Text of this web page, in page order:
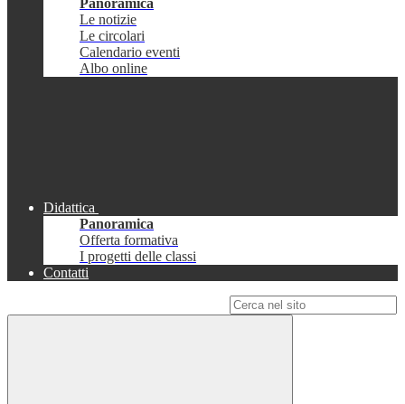
Panoramica
Le notizie
Le circolari
Calendario eventi
Albo online
Didattica
Panoramica
Offerta formativa
I progetti delle classi
Contatti